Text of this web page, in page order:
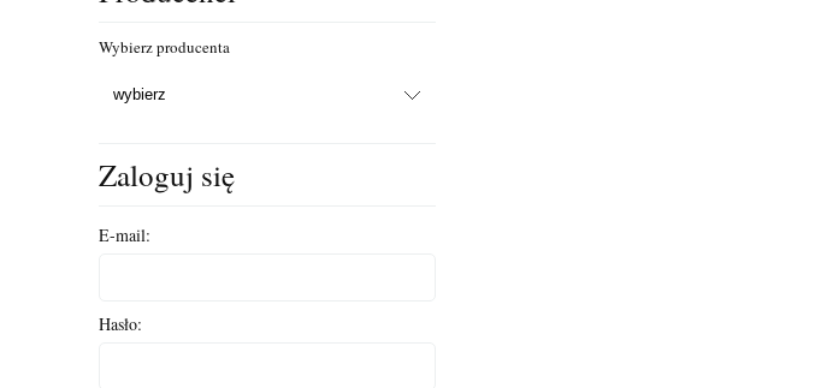
Wybierz producenta
Zaloguj się
E-mail:
Hasło: